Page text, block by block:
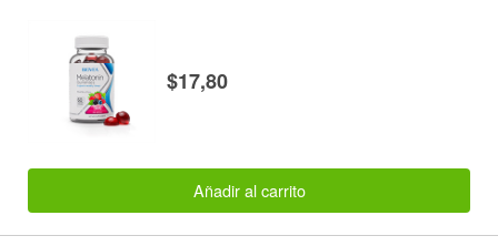
$17,80
Añadir al carrito